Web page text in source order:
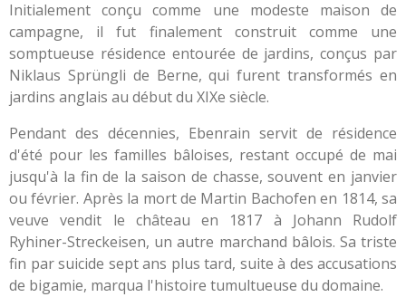
Initialement conçu comme une modeste maison de
campagne, il fut finalement construit comme une
somptueuse résidence entourée de jardins, conçus par
Niklaus Sprüngli de Berne, qui furent transformés en
jardins anglais au début du XIXe siècle.
Pendant des décennies, Ebenrain servit de résidence
d'été pour les familles bâloises, restant occupé de mai
jusqu'à la fin de la saison de chasse, souvent en janvier
ou février. Après la mort de Martin Bachofen en 1814, sa
veuve vendit le château en 1817 à Johann Rudolf
Ryhiner-Streckeisen, un autre marchand bâlois. Sa triste
fin par suicide sept ans plus tard, suite à des accusations
de bigamie, marqua l'histoire tumultueuse du domaine.